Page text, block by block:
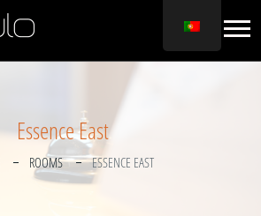
Essence East
ROOMS ESSENCE EAST